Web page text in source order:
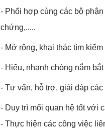
- Phối hợp cùng các bộ
chứng,.....
- Mở rộng, khai thác tìm
- Hiểu, nhanh chóng nắm
- Tư vấn, hỗ trợ, giải đáp
- Duy trì mối quan hệ tốt với
- Thực hiện các công việc